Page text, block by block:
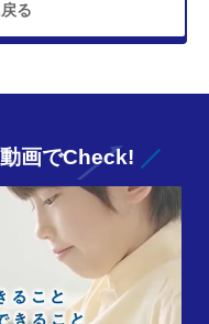
る
画でCheck!